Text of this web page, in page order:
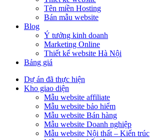
Tên miền Hosting
Bán mẫu website
Blog
Ý tưởng kinh doanh
Marketing Online
Thiết kế website Hà Nội
Bảng giá
Dự án đã thực hiện
Kho giao diện
Mẫu website affiliate
Mẫu website bảo hiểm
Mẫu website Bán hàng
Mẫu website Doanh nghiệp
Mẫu website Nội thất – Kiến trúc